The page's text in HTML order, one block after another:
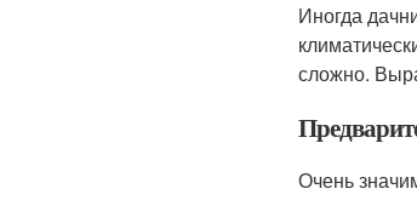
Иногда
сложно.
Очень